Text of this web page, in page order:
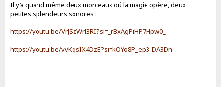
Il y’a quand même deux morceaux oú la magie opère, deux
petites splendeurs sonores :
https://youtu.be/VrJSzWrl3RI?si=_rBxAgPiHP7Hpw0_
https://youtu.be/vvKqsIX4DzE?si=kOYo8P_ep3-DA3Dn